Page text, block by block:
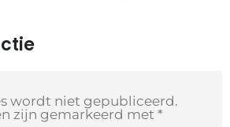
wordt niet gepubliceerd.
zijn gemarkeerd met *